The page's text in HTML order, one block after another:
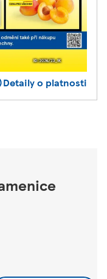
Detaily o platnosti